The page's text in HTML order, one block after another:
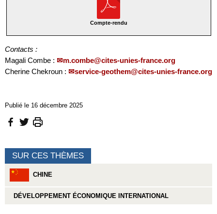
Compte-rendu
Contacts :
Magali Combe :
m.combe@cites-unies-france.org
Cherine Chekroun :
service-geothem@cites-unies-france.org
Publié le 16 décembre 2025
SUR CES THÈMES
CHINE
DÉVELOPPEMENT ÉCONOMIQUE INTERNATIONAL